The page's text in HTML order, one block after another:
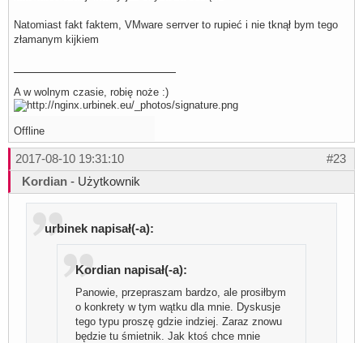
Natomiast fakt faktem, VMware serrver to rupieć i nie tknął bym tego
złamanym kijkiem
A w wolnym czasie, robię noże :)
Offline
#23
2017-08-10 19:31:10
Kordian - Użytkownik
urbinek napisał(-a):
Kordian napisał(-a):
Panowie, przepraszam bardzo, ale prosiłbym
o konkrety w tym wątku dla mnie. Dyskusje
tego typu proszę gdzie indziej. Zaraz znowu
będzie tu śmietnik. Jak ktoś chce mnie